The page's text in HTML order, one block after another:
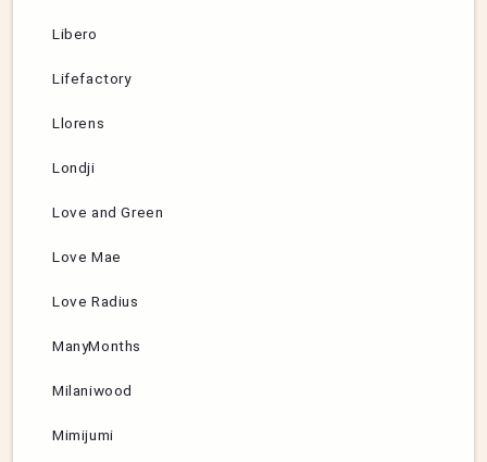
Libero
Lifefactory
Llorens
Londji
Love and Green
Love Mae
Love Radius
ManyMonths
Milaniwood
Mimijumi